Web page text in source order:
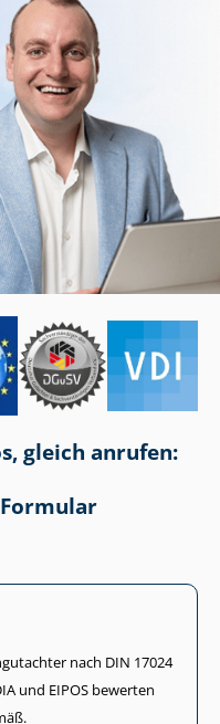
gleich anrufen:
nach DIN 17024
und EIPOS bewerten